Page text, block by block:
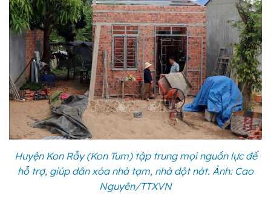
Huyện Kon Rẫy (Kon Tum) tập trung mọi nguồn lực để
hỗ trợ, giúp dân xóa nhà tạm, nhà dột nát. Ảnh: Cao
Nguyên/TTXVN